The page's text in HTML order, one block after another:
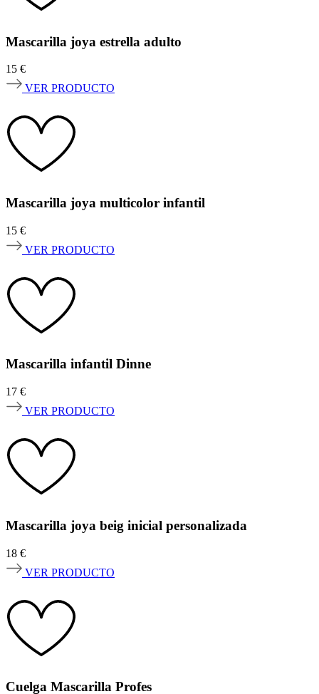
Mascarilla joya estrella adulto
15 €
VER PRODUCTO
Mascarilla joya multicolor infantil
15 €
VER PRODUCTO
Mascarilla infantil Dinne
17 €
VER PRODUCTO
Mascarilla joya beig inicial personalizada
18 €
VER PRODUCTO
Cuelga Mascarilla Profes